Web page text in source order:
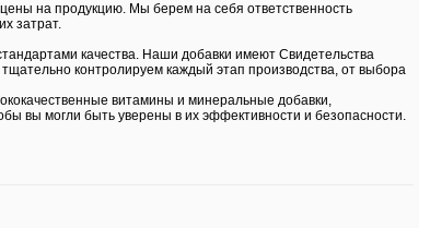
на продукцию. Мы берем на себя ответственность
затрат.
качества. Наши добавки имеют Свидетельства
контролируем каждый этап производства, от выбора
витамины и минеральные добавки,
вы могли быть уверены в их эффективности и безопасности.